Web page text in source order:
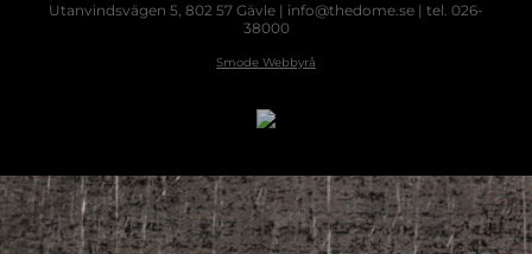
Utanvindsvägen 5, 802 57 Gävle | info@thedome.se | tel. 026-
38000
Smode Webbyrå